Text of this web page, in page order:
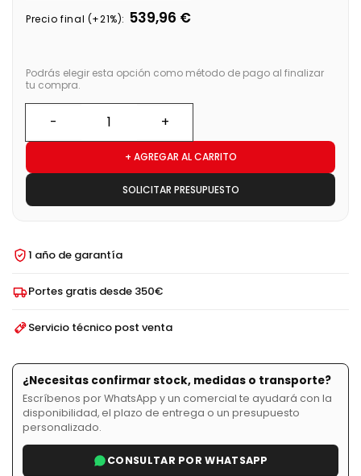
Precio final (+21%): 539,96 €
Podrás elegir esta opción como método de pago al finalizar
tu compra.
+ AGREGAR AL CARRITO
SOLICITAR PRESUPUESTO
1 año de garantía
Portes gratis desde 350€
Servicio técnico post venta
¿Necesitas confirmar stock, medidas o transporte?
Escríbenos por WhatsApp y un comercial te ayudará con la
disponibilidad, el plazo de entrega o un presupuesto
personalizado.
CONSULTAR POR WHATSAPP